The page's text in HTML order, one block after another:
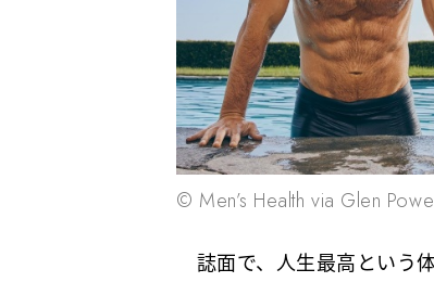
© Men’s Health via Glen
誌面で、人生最高という